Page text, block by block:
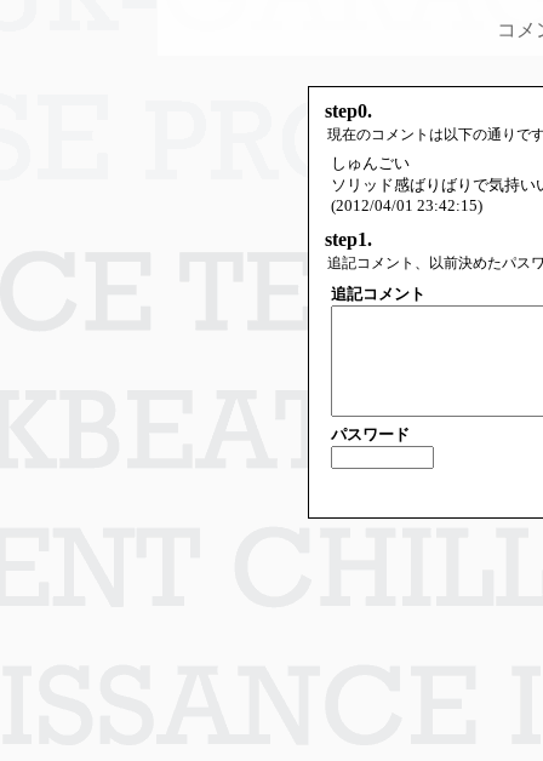
コメ
step0.
現在のコメントは以下の通りで
しゅんごい
ソリッド感ばりばりで気持い
(2012/04/01 23:42:15)
step1.
追記コメント、以前決めたパス
追記コメント
パスワード